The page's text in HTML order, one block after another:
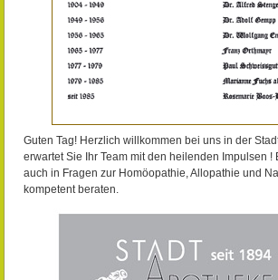
Guten Tag! Herzlich willkommen bei uns in der
erwartet Sie Ihr Team mit den heilenden Impulsen !
auch in Fragen zur Homöopathie, Allopathie und
kompetent beraten.